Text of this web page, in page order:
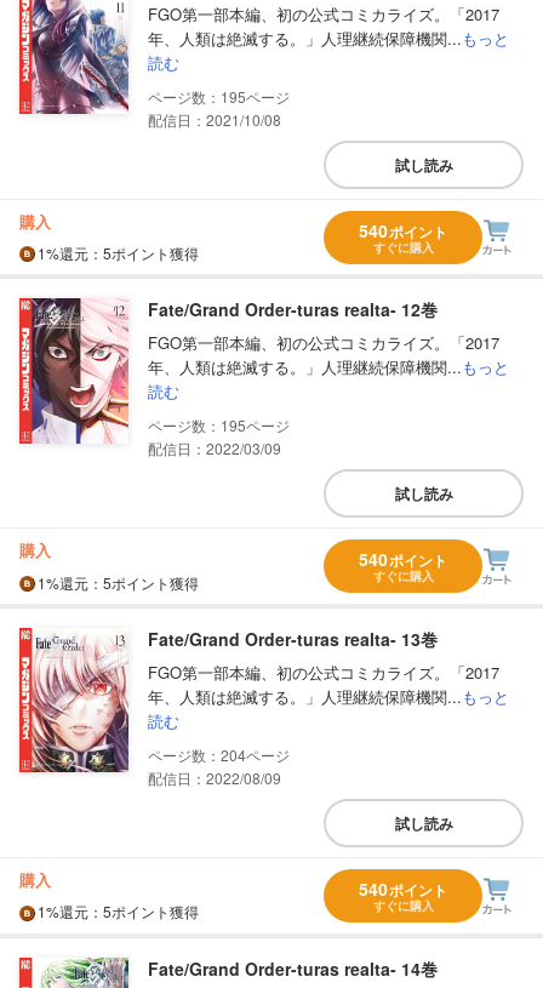
FGO第一部本編、初の公式コミカライズ。「2017
年、人類は絶滅する。」人理継続保障機関...もっと
読む
195
配信日：2021/10/08
試し読み
購入
1%還元 ：5ポイント獲得
540ポイント
すぐに購入
Fate/Grand Order-turas realta- 12巻
FGO第一部本編、初の公式コミカライズ。「2017
年、人類は絶滅する。」人理継続保障機関...もっと
読む
195
配信日：2022/03/09
試し読み
購入
1%還元 ：5ポイント獲得
540ポイント
すぐに購入
Fate/Grand Order-turas realta- 13巻
FGO第一部本編、初の公式コミカライズ。「2017
年、人類は絶滅する。」人理継続保障機関...もっと
読む
204
配信日：2022/08/09
試し読み
購入
1%還元 ：5ポイント獲得
540ポイント
すぐに購入
Fate/Grand Order-turas realta- 14巻